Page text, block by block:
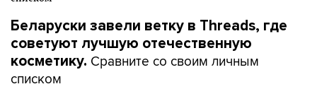
Беларуски завели ветку в Threads, где
советуют лучшую отечественную
косметику. Сравните со своим личным
списком